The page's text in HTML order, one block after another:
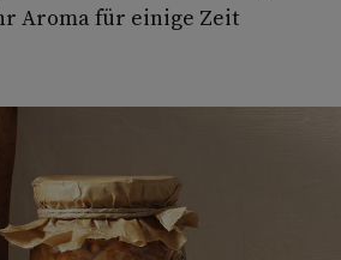
Aroma für einige Zeit